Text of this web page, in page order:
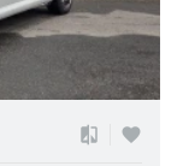
compare favorite